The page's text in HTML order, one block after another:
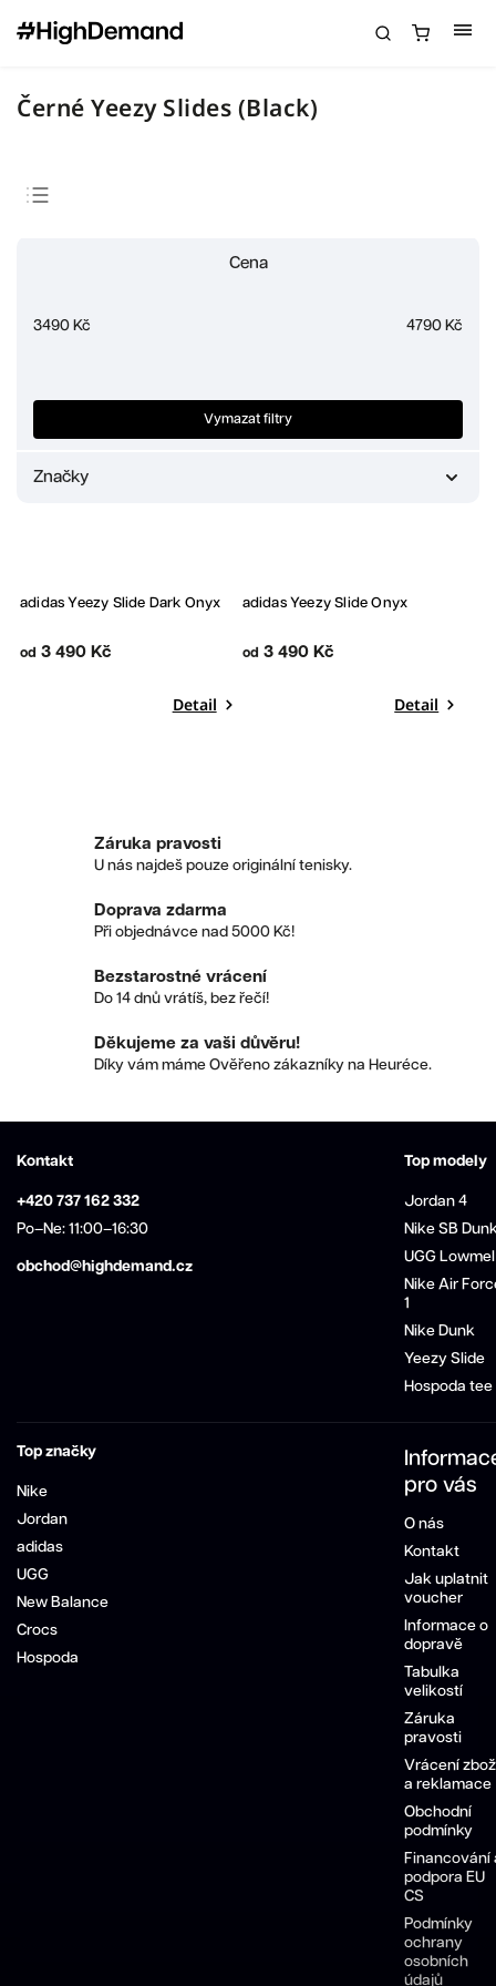
Černé Yeezy Slides (Black)
Nejprodávanější
Cena
3490 Kč 4790 Kč
Značky
Vymazat filtry
Bestseller
adidas Yeezy Slide Dark Onyx
od 3 490 Kč
Detail
adidas Yeezy Slide Onyx
od 3 490 Kč
Detail
Záruka pravosti
U nás najdeš pouze originální tenisky.
Doprava zdarma
Při objednávce nad 5000 Kč!
Bezstarostné vrácení
Do 14 dnů vrátíš, bez řečí!
Děkujeme za vaši důvěru!
Díky vám máme Ověřeno zákazníky na Heuréce.
Kontakt
+420 737 162 332
Po–Ne: 11:00–16:30
obchod@highdemand.cz
Top modely
Jordan 4
Nike SB
UGG Lowmel
Nike Air
1
Nike Dunk
Yeezy Slide
Hospoda tee
Top značky
Nike
Jordan
adidas
UGG
New Balance
Crocs
Hospoda
pro vás
O nás
Kontakt
Jak uplatnit
voucher
Informace o
dopravě
Tabulka
velikostí
Záruka
pravosti
Vrácení
a reklamace
Obchodní
podmínky
Financování
podpora EU
CS
Podmínky
ochrany
osobních
údajů